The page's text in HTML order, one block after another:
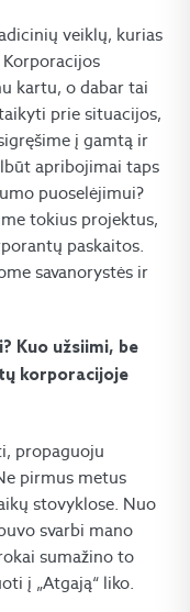
veiklų, kurias
kartu, o dabar tai
prie situacijos,
į gamtą ir
apribojimai taps
puoselėjimui?
tokius projektus,
paskaitos.
savanorystės ir
Kuo užsiimi, be
korporacijoje
propaguoju
pirmus metus
stovyklose. Nuo
svarbi mano
sumažino to
į „Atgają“ liko.